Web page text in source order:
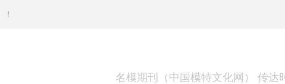
！
名模期刊（中国模特文化网） 传